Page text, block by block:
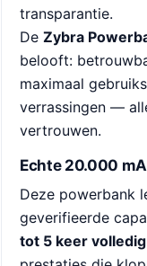
transparantie.
De Zybra
belooft:
maximaal
verrassingen —
vertrouwen.
Echte 20.000
Deze powerbank
geverifieerde
tot 5 keer